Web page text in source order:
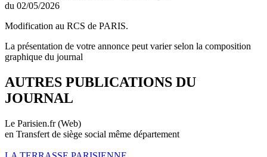
du 02/05/2026
Modification au RCS de PARIS.
La présentation de votre annonce peut varier selon la composition
graphique du journal
AUTRES PUBLICATIONS DU
JOURNAL
Le Parisien.fr (Web)
en Transfert de siège social même département